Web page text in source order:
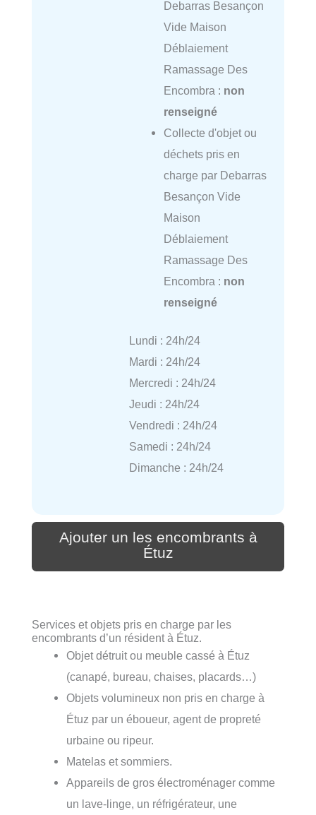
Debarras Besançon
Vide Maison
Déblaiement
Ramassage Des
Encombra : non
renseigné
Collecte d'objet ou
déchets pris en
charge par Debarras
Besançon Vide
Maison
Déblaiement
Ramassage Des
Encombra : non
renseigné
Lundi : 24h/24
Mardi : 24h/24
Mercredi : 24h/24
Jeudi : 24h/24
Vendredi : 24h/24
Samedi : 24h/24
Dimanche : 24h/24
Ajouter un les encombrants à
Étuz
Services et objets pris en charge par les
encombrants d’un résident à Étuz.
Objet détruit ou meuble cassé à Étuz
(canapé, bureau, chaises, placards…)
Objets volumineux non pris en charge à
Étuz par un éboueur, agent de propreté
urbaine ou ripeur.
Matelas et sommiers.
Appareils de gros électroménager comme
un lave-linge, un réfrigérateur, une